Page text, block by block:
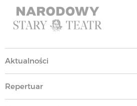
Aktualności
Repertuar